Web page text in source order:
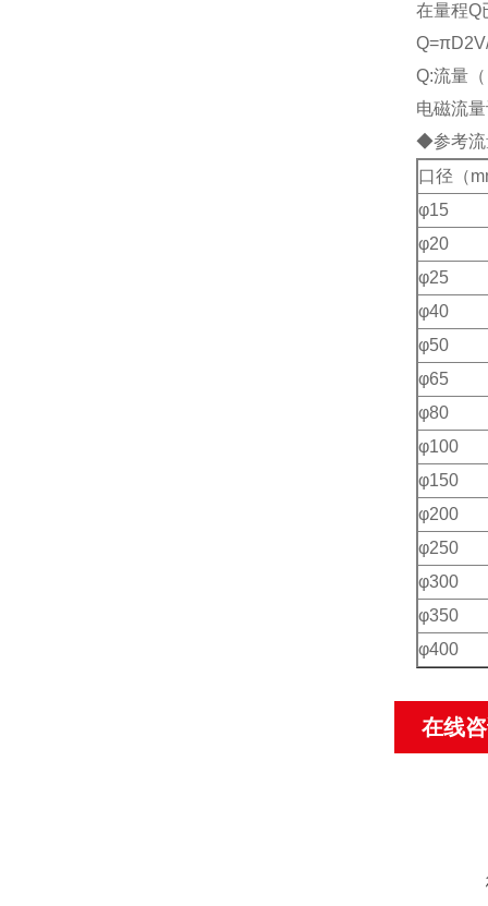
在量程Q
Q=
Q:流量
电磁流
◆参考流
口径（
φ15
φ20
φ25
φ40
φ50
φ65
φ80
φ100
φ150
φ200
φ250
φ300
φ350
φ400
在线